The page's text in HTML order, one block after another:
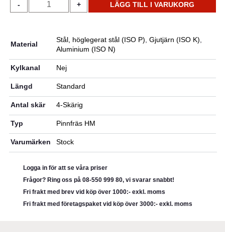
-
Skärig
UT
mängd
+ LÄGG TILL I VARUKORG
Material
Stål, höglegerat stål (ISO P) Gjutjärn (ISO K)
Aluminium (ISO N)
Kylkanal Nej
Längd Standard
Antal skär 4-Skärig
Typ Pinnfräs HM
Varumärken Stock
Logga in för att se våra priser
Frågor? Ring oss på 08-550 999 80, vi svarar snabbt!
Fri frakt med brev vid köp över 1000:- exkl. moms
Fri frakt med företagspaket vid köp över 3000:- exkl. moms